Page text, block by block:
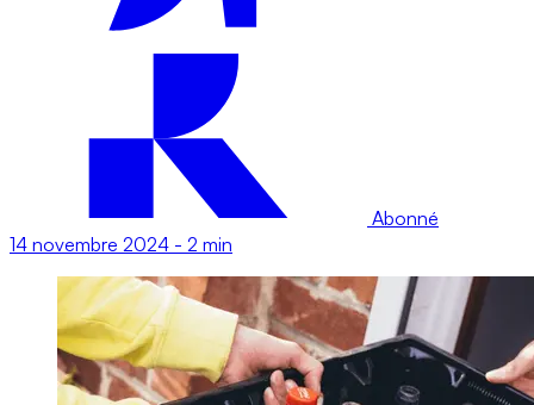
Abonné
14 novembre 2024 - 2 min